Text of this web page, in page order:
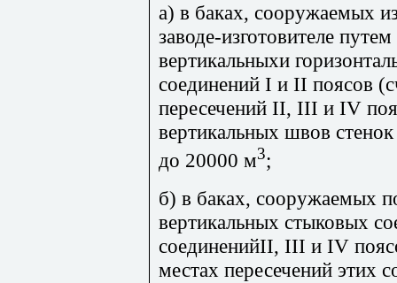
а) в баках, сооружаемых
заводе-изготовителе
вертикальныхи
соединений I и II поясов
пересечений II, III и IV
вертикальных швов
до 20000 м3;
б) в баках, сооружаемых
вертикальных стыковых
соединенийII, III и IV
местах пересечений этих